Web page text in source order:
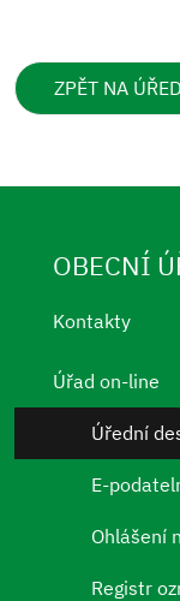
ZPĚT NA
OBECNÍ
Kontakty
Úřad on-line
Úřední
E-
Ohlášení
Registr